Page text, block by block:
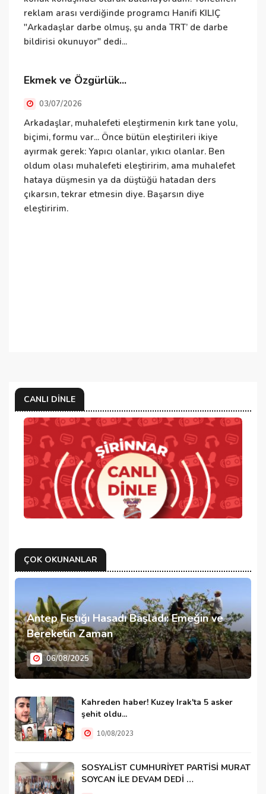
reklam arası verdiğinde programcı Hanifi KILIÇ
"Arkadaşlar darbe olmuş, şu anda TRT’ de darbe
bildirisi okunuyor" dedi...
Ekmek ve Özgürlük...
03/07/2026
Arkadaşlar, muhalefeti eleştirmenin kırk tane yolu,
biçimi, formu var... Önce bütün eleştirileri ikiye
ayırmak gerek: Yapıcı olanlar, yıkıcı olanlar. Ben
oldum olası muhalefeti eleştiririm, ama muhalefet
hataya düşmesin ya da düştüğü hatadan ders
çıkarsın, tekrar etmesin diye. Başarsın diye
eleştiririm.
CANLI DINLE
ÇOK OKUNANLAR
Antep Fıstığı Hasadı Başladı: Emeğin ve
Bereketin Zaman
06/08/2025
Kahreden haber! Kuzey Irak'ta 5 asker
şehit oldu...
10/08/2023
SOSYALİST CUMHURİYET PARTİSİ MURAT
SOYCAN İLE DEVAM DEDİ …